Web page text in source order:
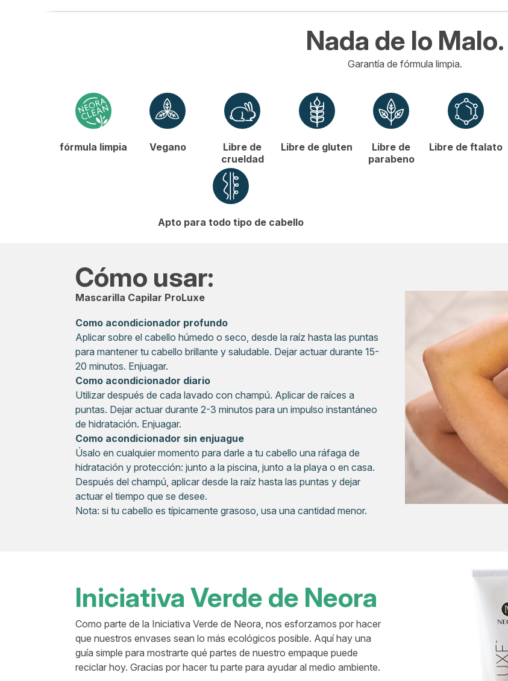
Nada de lo Malo.
Garantía de fórmula limpia.
fórmula limpia Vegano
Libre de
crueldad
Libre de gluten
Libre de
parabeno
Libre de ftalato
Apto para todo tipo de cabello
Cómo usar:
Mascarilla Capilar ProLuxe
Como acondicionador profundo
Aplicar sobre el cabello húmedo o seco, desde la raíz hasta las puntas
para mantener tu cabello brillante y saludable. Dejar actuar durante 15-
20 minutos. Enjuagar.
Como acondicionador diario
Utilizar después de cada lavado con champú. Aplicar de raíces a
puntas. Dejar actuar durante 2-3 minutos para un impulso instantáneo
de hidratación. Enjuagar.
Como acondicionador sin enjuague
Úsalo en cualquier momento para darle a tu cabello una ráfaga de
hidratación y protección: junto a la piscina, junto a la playa o en casa.
Después del champú, aplicar desde la raíz hasta las puntas y dejar
actuar el tiempo que se desee.
Nota: si tu cabello es típicamente grasoso, usa una cantidad menor.
Iniciativa Verde de Neora
Como parte de la Iniciativa Verde de Neora, nos esforzamos por hacer
que nuestros envases sean lo más ecológicos posible. Aquí hay una
guía simple para mostrarte qué partes de nuestro empaque puede
reciclar hoy. Gracias por hacer tu parte para ayudar al medio ambiente.